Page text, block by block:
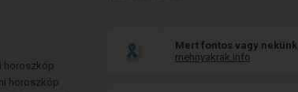
horoszkóp
horoszkóp
Mert fontos vagy nekünk
mehnyakrak.info